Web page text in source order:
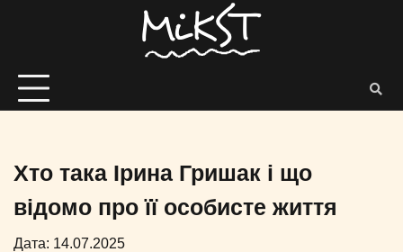
Хто така Ірина Гришак і що
відомо про її особисте життя
Дата: 14.07.2025